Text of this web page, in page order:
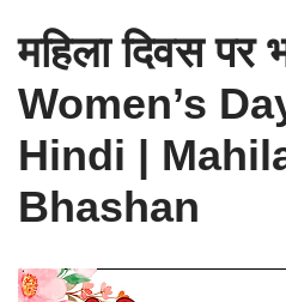
महिला दिवस पर
Women’s
Hindi |
Bhashan